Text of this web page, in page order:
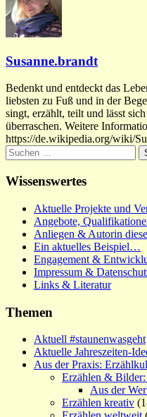
Susanne.brandt
Bedenkt und entdeckt das
liebsten zu Fuß und in der
singt, erzählt, teilt und lässt
überraschen. Weitere
https://de.wikipedia.org/wiki/
Suchen
nach:
Wissenswertes
Aktuelle Projekte und
Angebote,
Anliegen & Autorin
Ein aktuelles Beispiel…
Engagement &
Impressum &
Links & Literatur
Themen
Aktuell #staunenwasgeht
Aktuelle Jahreszeiten-
Aus der Praxis:
Erzählen &
Aus der
Erzählen kreativ